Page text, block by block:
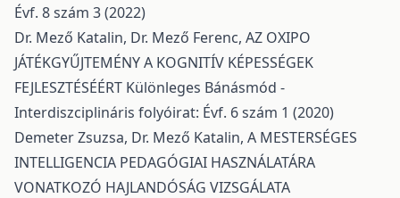
Évf. 8 szám 3 (2022)
Dr. Mező Katalin, Dr. Mező Ferenc, AZ OXIPO
JÁTÉKGYŰJTEMÉNY A KOGNITÍV KÉPESSÉGEK
FEJLESZTÉSÉÉRT Különleges Bánásmód -
Interdiszciplináris folyóirat: Évf. 6 szám 1 (2020)
Demeter Zsuzsa, Dr. Mező Katalin, A MESTERSÉGES
INTELLIGENCIA PEDAGÓGIAI HASZNÁLATÁRA
VONATKOZÓ HAJLANDÓSÁG VIZSGÁLATA